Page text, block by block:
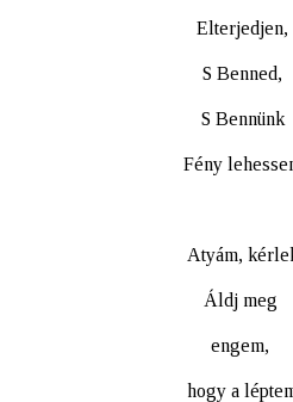
Elterjedjen,
S Benned,
S Bennünk
Fény
Atyám,
Áldj meg
engem,
hogy a